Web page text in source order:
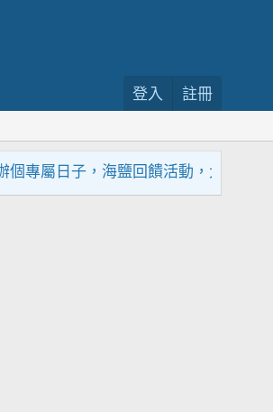
登入 註冊
屬日子，海鹽回饋活動，大家趕緊來